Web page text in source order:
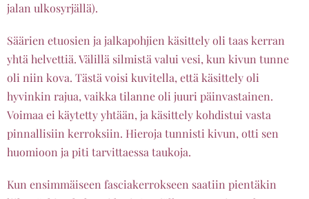
jalan ulkosyrjällä).
Säärien etuosien ja jalkapohjien käsittely oli taas kerran
yhtä helvettiä. Välillä silmistä valui vesi, kun kivun tunne
oli niin kova. Tästä voisi kuvitella, että käsittely oli
hyvinkin rajua, vaikka tilanne oli juuri päinvastainen.
Voimaa ei käytetty yhtään, ja käsittely kohdistui vasta
pinnallisiin kerroksiin. Hieroja tunnisti kivun, otti sen
huomioon ja piti tarvittaessa taukoja.
Kun ensimmäiseen fasciakerrokseen saatiin pientäkin